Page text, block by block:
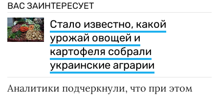
ВАС ЗАИНТЕРЕСУЕТ
Стало известно, какой
урожай овощей и
картофеля собрали
украинские аграрии
Аналитики подчеркнули, что при этом